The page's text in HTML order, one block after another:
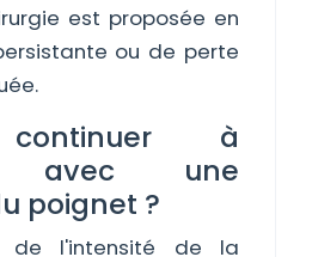
est proposée en
ou de perte
à
avec une
poignet ?
de l'intensité de la